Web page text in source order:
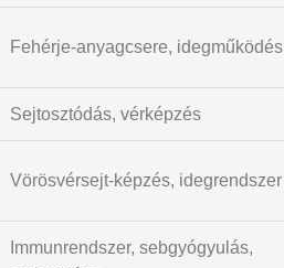
Fehérje-anyagcsere, idegműködés
Sejtosztódás, vérképzés
Vörösvérsejt-képzés, idegrendszer
Immunrendszer, sebgyógyulás,